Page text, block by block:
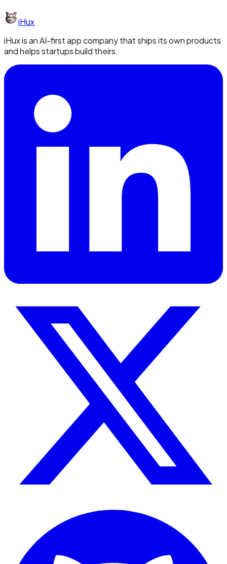
iHux
iHux is an AI-first app company that ships its own products
and helps startups build theirs.